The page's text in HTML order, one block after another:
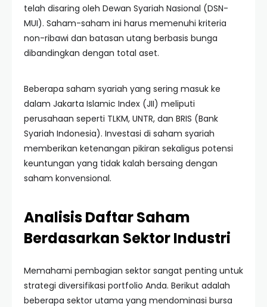
telah disaring oleh Dewan Syariah Nasional (DSN-
MUI). Saham-saham ini harus memenuhi kriteria
non-ribawi dan batasan utang berbasis bunga
dibandingkan dengan total aset.
Beberapa saham syariah yang sering masuk ke
dalam Jakarta Islamic Index (JII) meliputi
perusahaan seperti TLKM, UNTR, dan BRIS (Bank
Syariah Indonesia). Investasi di saham syariah
memberikan ketenangan pikiran sekaligus potensi
keuntungan yang tidak kalah bersaing dengan
saham konvensional.
Analisis Daftar Saham
Berdasarkan Sektor Industri
Memahami pembagian sektor sangat penting untuk
strategi diversifikasi portfolio Anda. Berikut adalah
beberapa sektor utama yang mendominasi bursa